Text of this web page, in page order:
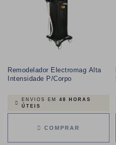
Remodelador Electromag Alta
Intensidade P/Corpo
ENVIOS EM 48 HORAS
ÚTEIS
COMPRAR